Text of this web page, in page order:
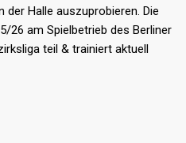
der Halle auszuprobieren. Die
26 am Spielbetrieb des Berliner
teil & trainiert aktuell